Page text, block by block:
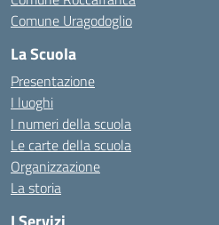
Comune Uragodoglio
La Scuola
Presentazione
I luoghi
I numeri della scuola
Le carte della scuola
Organizzazione
La storia